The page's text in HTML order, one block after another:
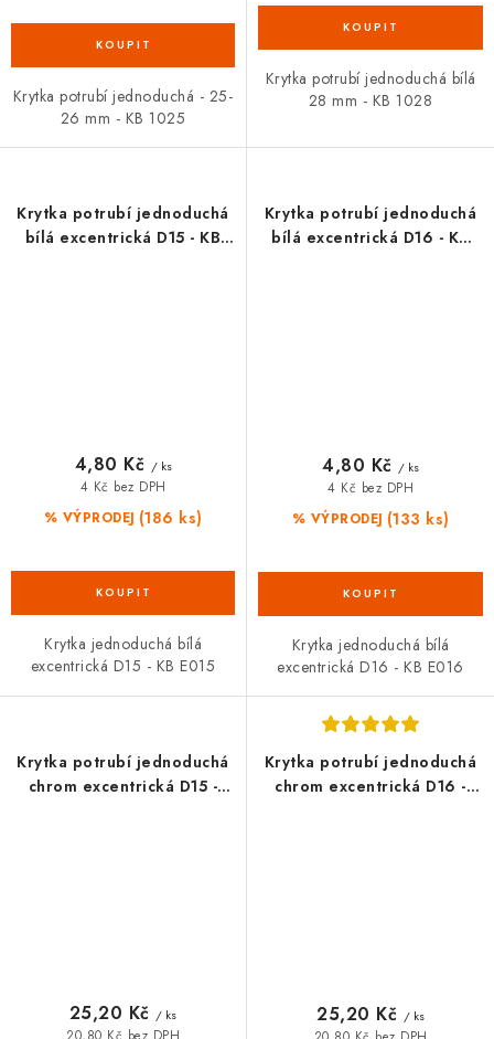
Krytka potrubí jednoduchá - 25-
26 mm - KB 1025
Krytka potrubí jednoduchá bílá
28 mm - KB 1028
Krytka potrubí jednoduchá
bílá excentrická D15 - KB
% VÝPRODEJ (186 ks)
4 Kč bez DPH
4,80 Kč / ks
Krytka jednoduchá bílá
excentrická D15 - KB E015
Krytka potrubí jednoduchá
bílá excentrická D16 - KB
% VÝPRODEJ (133 ks)
4 Kč bez DPH
4,80 Kč / ks
Krytka jednoduchá bílá
excentrická D16 - KB E016
Krytka potrubí jednoduchá
chrom excentrická D15 -
20,80 Kč bez DPH
25,20 Kč / ks
Krytka potrubí jednoduchá
chrom excentrická D16 -
25,20 Kč / ks